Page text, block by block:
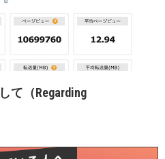
て（Regarding